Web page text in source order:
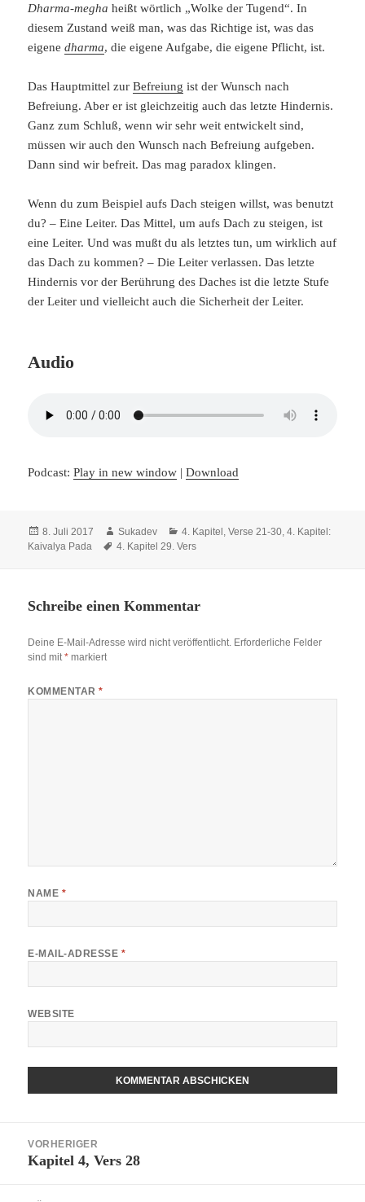
Dharma-megha heißt wörtlich „Wolke der Tugend“. In
diesem Zustand weiß man, was das Richtige ist, was das
eigenedharma, die eigene Aufgabe, die eigene Pflicht, ist.
Das Hauptmittel zurBefreiung ist der Wunsch nach
Befreiung. Aber er ist gleichzeitig auch das letzte Hindernis.
Ganz zum Schluß, wenn wir sehr weit entwickelt sind,
müssen wir auch den Wunsch nach Befreiung aufgeben.
Dann sind wir befreit. Das mag paradox klingen.
Wenn du zum Beispiel aufs Dach steigen willst, was benutzt
du? – Eine Leiter. Das Mittel, um aufs Dach zu steigen, ist
eine Leiter. Und was mußt du als letztes tun, um wirklich auf
das Dach zu kommen? – Die Leiter verlassen. Das letzte
Hindernis vor der Berührung des Daches ist die letzte Stufe
der Leiter und vielleicht auch die Sicherheit der Leiter.
Audio
Podcast:Play in new window |Download
Veröffentlicht
am
8. Juli 2017 Autor
Sukadev Kategorien
4. Kapitel, Verse 21-30,4. Kapitel:
Kaivalya Pada
Schlagwörter
4. Kapitel 29. Vers
Schreibe einen Kommentar
Deine E-Mail-Adresse wird nicht veröffentlicht. Erforderliche Felder
sind mit* markiert
KOMMENTAR*
NAME *
E-MAIL-ADRESSE *
WEBSITE
VORHERIGER
Vorheriger
Kapitel 4, Vers 28